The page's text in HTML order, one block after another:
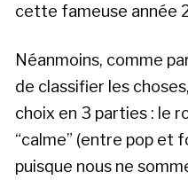
cette fameuse année
Néanmoins, comme
de classifier les
choix en 3 parties : le
“calme” (entre pop et
puisque nous ne